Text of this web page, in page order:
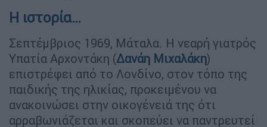
Η ιστορία…
Σεπτέμβριος 1969, Μάταλα. Η νεαρή γιατρός
Υπατία Αρχοντάκη (Δανάη Μιχαλάκη)
επιστρέφει από το Λονδίνο, στον τόπο της
παιδικής της ηλικίας, προκειμένου να
ανακοινώσει στην οικογένειά της ότι
αρραβωνιάζεται και σκοπεύει να παντρευτεί